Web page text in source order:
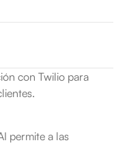
con Twilio para
permite a las